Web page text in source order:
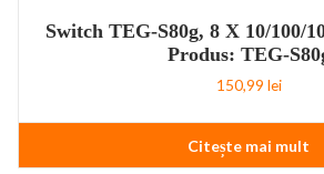
Switch TEG-S80g, 8 X 10/100/
Produs: TEG-
150,99 lei
Citește mai mult